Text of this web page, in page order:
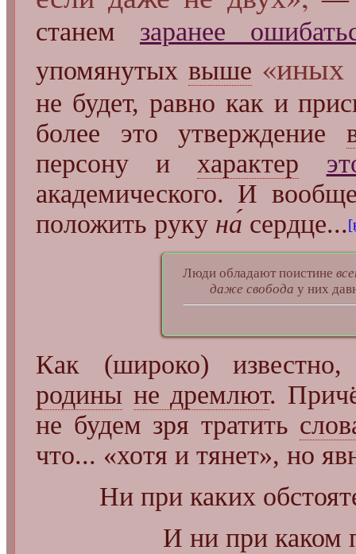
станем заранее
упомянутых выше «иных
не будет, равно как и
более это утверждение
персону и характер
академического. И
положить руку на́ сердце...
Люди обладают поистине
даже свобода у них
Как (широко) известно,
родины не дремлют.
не будем зря тратить
что... «хотя и тянет», но
Ни при каких
И ни при каком